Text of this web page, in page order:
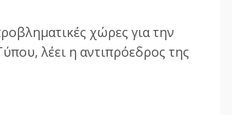
χώρες για την
λέει η αντιπρόεδρος της